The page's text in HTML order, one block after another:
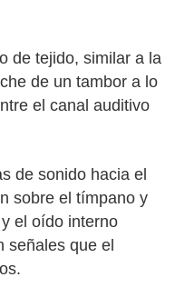
de tejido, similar a la
de un tambor a lo
el canal auditivo
de sonido hacia el
sobre el tímpano y
el oído interno
señales que el